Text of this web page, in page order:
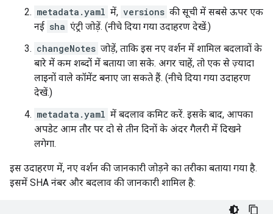
metadata.yaml में, versions की सूची में सबसे ऊपर एक
नई sha एंट्री जोड़ें. (नीचे दिया गया उदाहरण देखें.)
changeNotes जोड़ें, ताकि इस नए वर्शन में शामिल बदलावों के
बारे में कम शब्दों में बताया जा सके. अगर चाहें, तो एक से ज़्यादा
लाइनों वाले कॉमेंट बनाए जा सकते हैं. (नीचे दिया गया उदाहरण
देखें.)
metadata.yaml में बदलाव कमिट करें. इसके बाद, आपका
अपडेट आम तौर पर दो से तीन दिनों के अंदर गैलरी में दिखने
लगेगा.
इस उदाहरण में, नए वर्शन की जानकारी जोड़ने का तरीका बताया गया है.
इसमें SHA नंबर और बदलाव की जानकारी शामिल है: